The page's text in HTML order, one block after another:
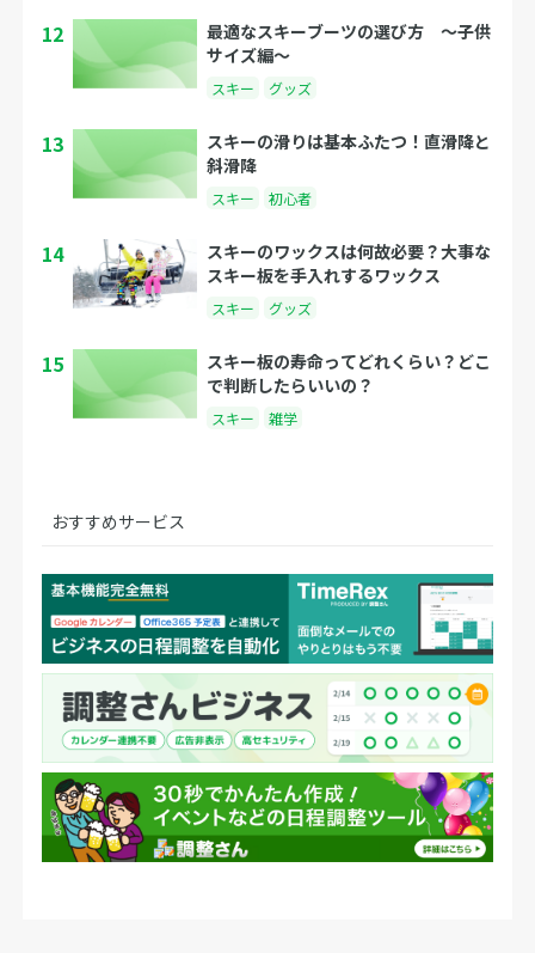
12
最適なスキーブーツの選び方 〜子供
サイズ編〜
スキー グッズ
13
スキーの滑りは基本ふたつ！直滑降と
斜滑降
スキー 初心者
14
スキーのワックスは何故必要？大事な
スキー板を手入れするワックス
スキー グッズ
15
スキー板の寿命ってどれくらい？どこ
で判断したらいいの？
スキー 雑学
おすすめサービス